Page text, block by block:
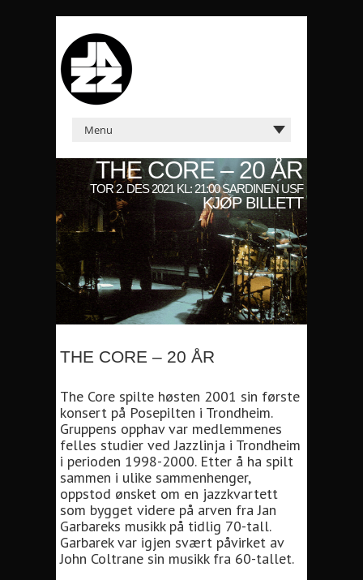
THE CORE – 20 ÅR
TOR 2. DES 2021 KL: 21:00 SARDINEN USF
KJØP BILLETT
THE CORE – 20 ÅR
The Core spilte høsten 2001 sin første
konsert på Posepilten i Trondheim.
Gruppens opphav var medlemmenes
felles studier ved Jazzlinja i Trondheim
i perioden 1998-2000. Etter å ha spilt
sammen i ulike sammenhenger,
oppstod ønsket om en jazzkvartett
som bygget videre på arven fra Jan
Garbareks musikk på tidlig 70-tall.
Garbarek var igjen svært påvirket av
John Coltrane sin musikk fra 60-tallet.